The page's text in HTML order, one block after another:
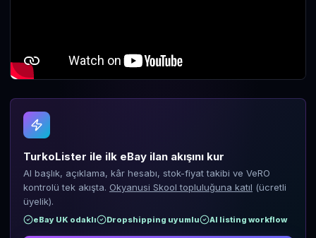
TurkoLister ile ilk eBay ilan akışını kur
AI başlık, açıklama, kâr hesabı, stok-fiyat takibi ve VeRO
kontrolü tek akışta. Okyanusi Skool topluluğuna katıl (ücretli
üyelik).
eBay UK odaklı Dropshipping uyumlu AI listing workflow